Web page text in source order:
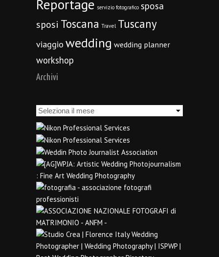
Reportage servizio fotografico sposa
sposi Toscana Travel Tuscany
viaggio wedding wedding planner
workshop
Archivi
Archivi